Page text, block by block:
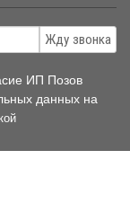
Жду звонка
ИП Позов
данных на